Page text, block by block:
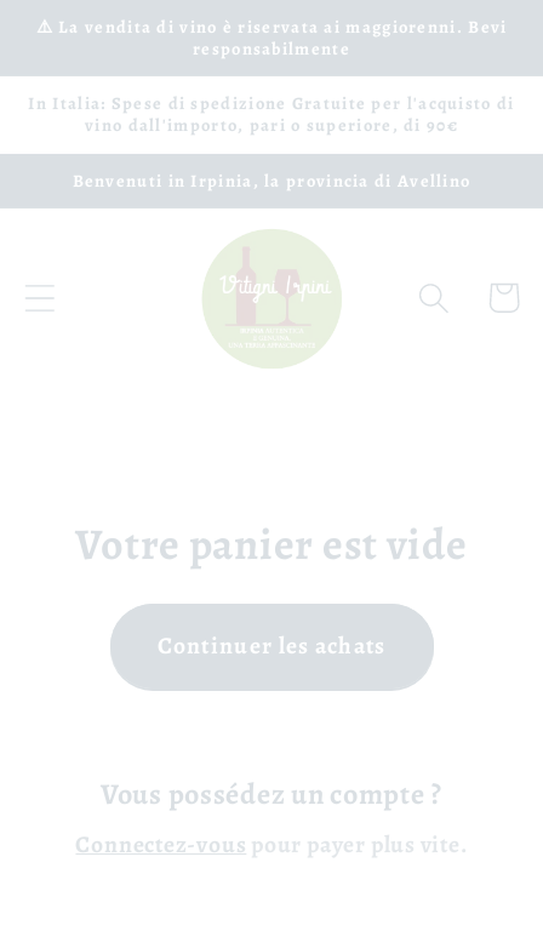
et passer
contenu
⚠️ La vendita di vino è riservata ai maggiorenni. Bevi
responsabilmente
In Italia: Spese di spedizione Gratuite per l'acquisto di
vino dall'importo, pari o superiore, di 90€
Benvenuti in Irpinia, la provincia di Avellino
Panier
Votre panier est vide
Continuer les achats
Vous possédez un compte ?
Connectez-vous pour payer plus vite.